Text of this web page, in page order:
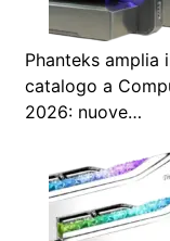
Phanteks amplia
catalogo a
2026: nuove…